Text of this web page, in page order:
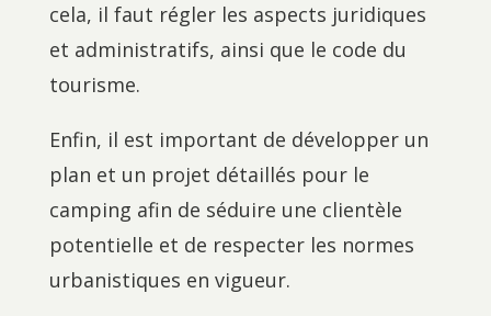
cela, il faut régler les aspects juridiques
et administratifs, ainsi que le code du
tourisme.
Enfin, il est important de développer un
plan et un projet détaillés pour le
camping afin de séduire une clientèle
potentielle et de respecter les normes
urbanistiques en vigueur.